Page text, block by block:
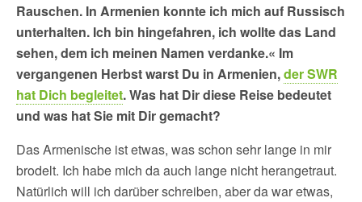
Rauschen. In Armenien konnte ich mich auf Russisch
unterhalten. Ich bin hingefahren, ich wollte das Land
sehen, dem ich meinen Namen verdanke.« Im
vergangenen Herbst warst Du in Armenien,der SWR
hat Dich begleitet. Was hat Dir diese Reise bedeutet
und was hat Sie mit Dir gemacht?
Das Armenische ist etwas, was schon sehr lange in mir
brodelt. Ich habe mich da auch lange nicht herangetraut.
Natürlich will ich darüber schreiben, aber da war etwas,